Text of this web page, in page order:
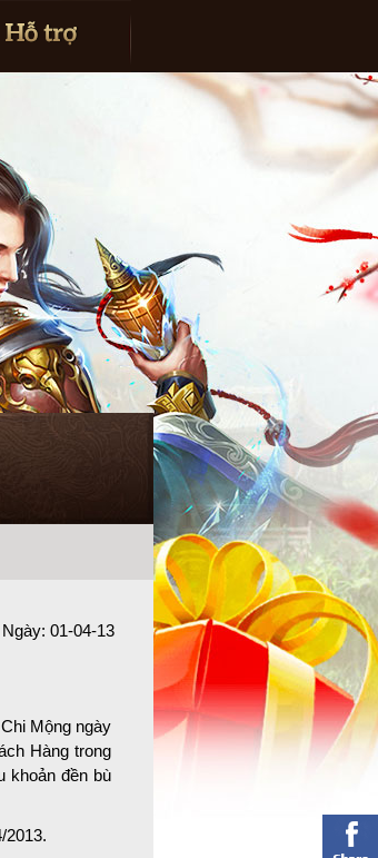
Ngày: 01-04-13
Mộng ngày
Hàng trong
khoản đền bù
2013.